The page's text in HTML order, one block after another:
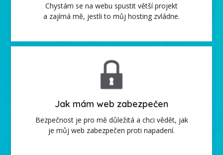
Chystám se na webu spustit větší projekt
a zajímá mě, jestli to můj hosting zvládne.
Jak mám web zabezpečen
Bezpečnost je pro mě důležitá a chci vědět, jak
je můj web zabezpečen proti napadení.